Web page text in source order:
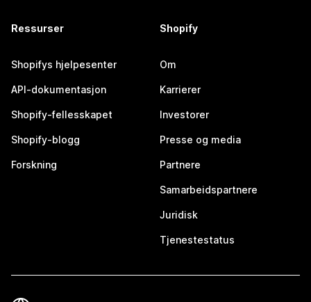
Ressurser
Shopifys hjelpesenter
API-dokumentasjon
Shopify-fellesskapet
Shopify-blogg
Forskning
Shopify
Om
Karrierer
Investorer
Presse og media
Partnere
Samarbeidspartnere
Juridisk
Tjenestestatus